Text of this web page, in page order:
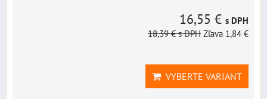
16,55 € s DPH
18,39 €s DPH Zľava 1,84 €
VYBERTE VARIANT